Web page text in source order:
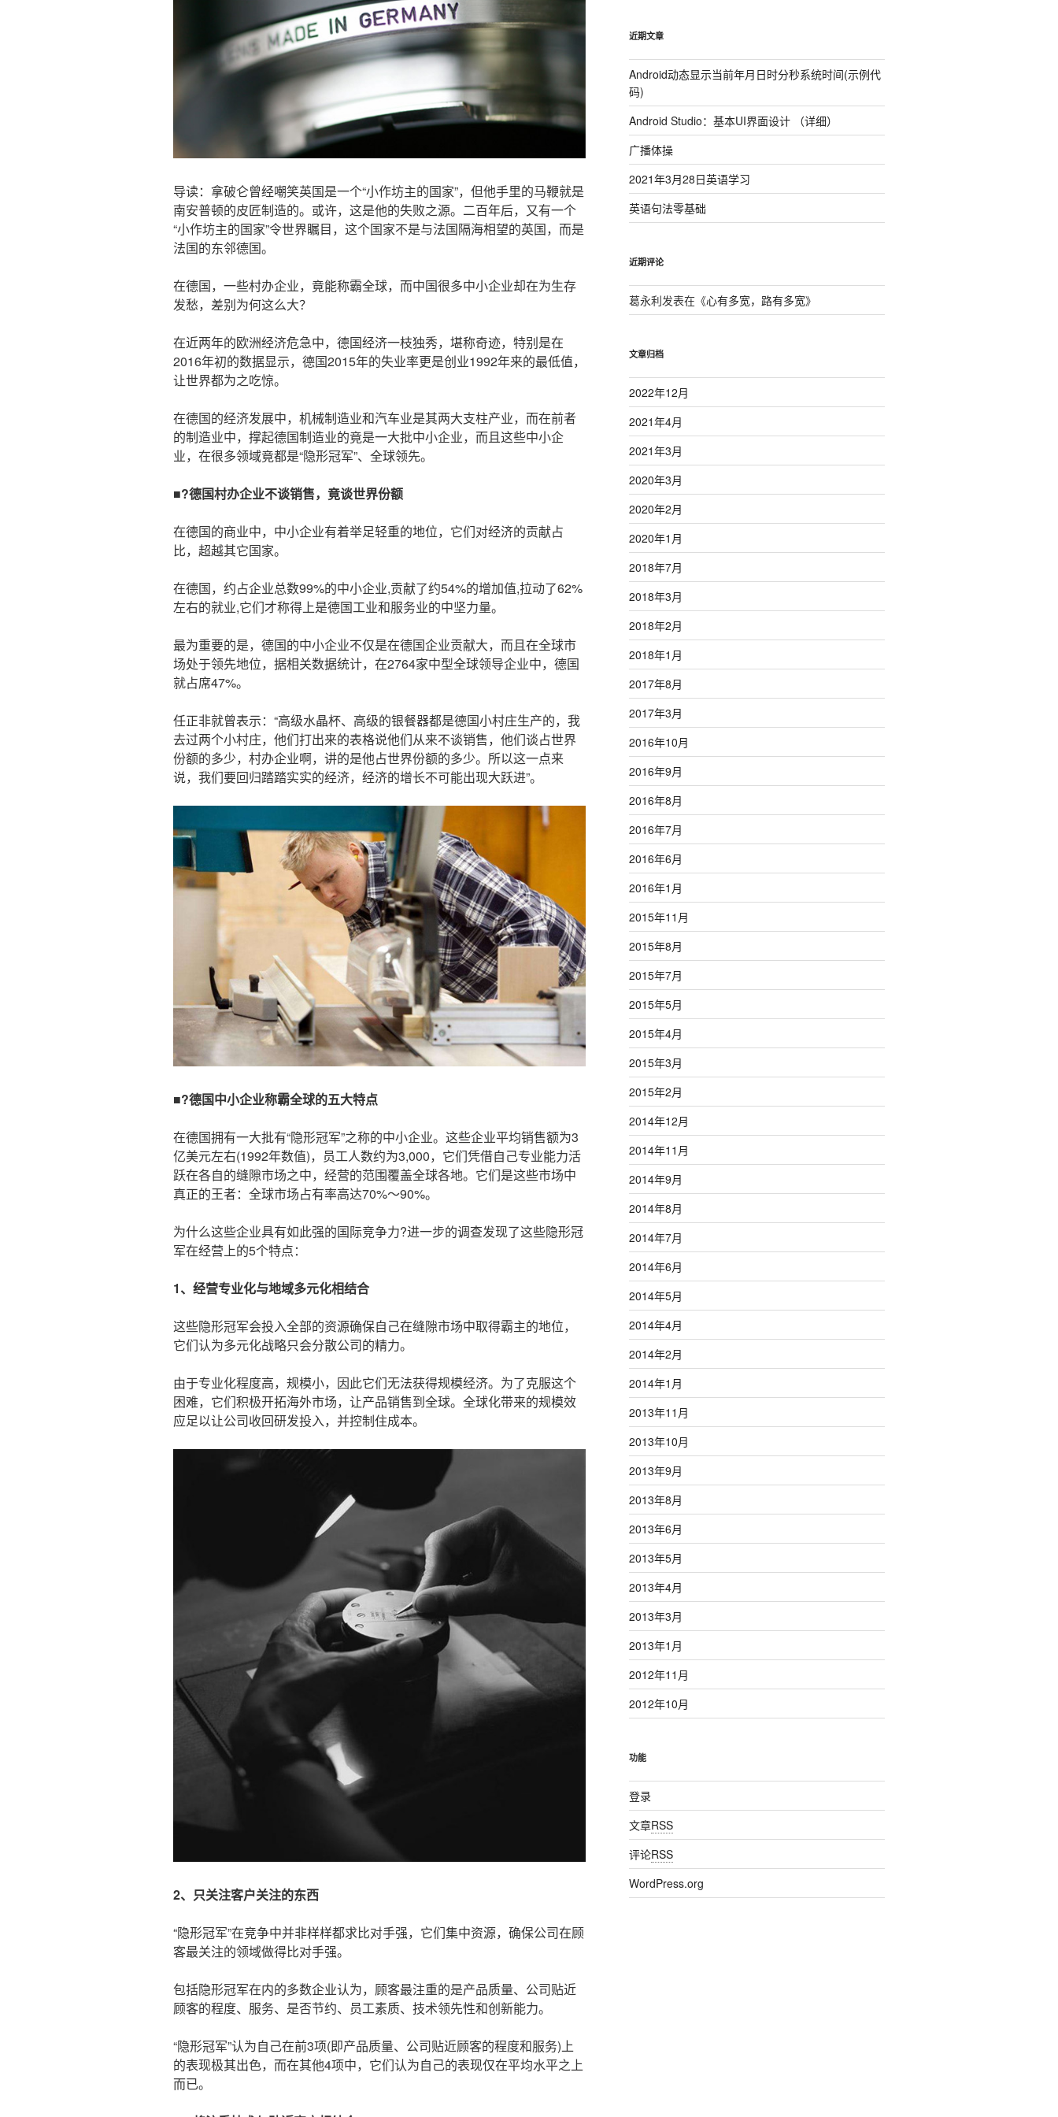
导读：拿破仑曾经嘲笑英国是一个“小作坊主的国家”，但他手里的马鞭就是
南安普顿的皮匠制造的。或许，这是他的失败之源。二百年后，又有一个
“小作坊主的国家”令世界瞩目，这个国家不是与法国隔海相望的英国，而是
法国的东邻德国。
在德国，一些村办企业，竟能称霸全球，而中国很多中小企业却在为生存
发愁，差别为何这么大？
在近两年的欧洲经济危急中，德国经济一枝独秀，堪称奇迹，特别是在
2016年初的数据显示，德国2015年的失业率更是创业1992年来的最低值，
让世界都为之吃惊。
在德国的经济发展中，机械制造业和汽车业是其两大支柱产业，而在前者
的制造业中，撑起德国制造业的竟是一大批中小企业，而且这些中小企
业，在很多领域竟都是“隐形冠军”、全球领先。
■?德国村办企业不谈销售，竟谈世界份额
在德国的商业中，中小企业有着举足轻重的地位，它们对经济的贡献占
比，超越其它国家。
在德国，约占企业总数99%的中小企业,贡献了约54%的增加值,拉动了62%
左右的就业,它们才称得上是德国工业和服务业的中坚力量。
最为重要的是，德国的中小企业不仅是在德国企业贡献大，而且在全球市
场处于领先地位，据相关数据统计，在2764家中型全球领导企业中，德国
就占席47%。
任正非就曾表示：“高级水晶杯、高级的银餐器都是德国小村庄生产的，我
去过两个小村庄，他们打出来的表格说他们从来不谈销售，他们谈占世界
份额的多少，村办企业啊，讲的是他占世界份额的多少。所以这一点来
说，我们要回归踏踏实实的经济，经济的增长不可能出现大跃进”。
■?德国中小企业称霸全球的五大特点
在德国拥有一大批有“隐形冠军”之称的中小企业。这些企业平均销售额为3
亿美元左右(1992年数值)，员工人数约为3,000，它们凭借自己专业能力活
跃在各自的缝隙市场之中，经营的范围覆盖全球各地。它们是这些市场中
真正的王者：全球市场占有率高达70%～90%。
为什么这些企业具有如此强的国际竞争力?进一步的调查发现了这些隐形冠
军在经营上的5个特点：
1、经营专业化与地域多元化相结合
这些隐形冠军会投入全部的资源确保自己在缝隙市场中取得霸主的地位，
它们认为多元化战略只会分散公司的精力。
由于专业化程度高，规模小，因此它们无法获得规模经济。为了克服这个
困难，它们积极开拓海外市场，让产品销售到全球。全球化带来的规模效
应足以让公司收回研发投入，并控制住成本。
2、只关注客户关注的东西
“隐形冠军”在竞争中并非样样都求比对手强，它们集中资源，确保公司在顾
客最关注的领域做得比对手强。
包括隐形冠军在内的多数企业认为，顾客最注重的是产品质量、公司贴近
顾客的程度、服务、是否节约、员工素质、技术领先性和创新能力。
“隐形冠军”认为自己在前3项(即产品质量、公司贴近顾客的程度和服务)上
的表现极其出色，而在其他4项中，它们认为自己的表现仅在平均水平之上
而已。
近期文章
Android动态显示当前年月日时分秒系统时间(示例代
码)
Android Studio：基本UI界面设计 （详细）
广播体操
2021年3月28日英语学习
英语句法零基础
近期评论
葛永利发表在《心有多宽，路有多宽》
文章归档
2022年12月
2021年4月
2021年3月
2020年3月
2020年2月
2020年1月
2018年7月
2018年3月
2018年2月
2018年1月
2017年8月
2017年3月
2016年10月
2016年9月
2016年8月
2016年7月
2016年6月
2016年1月
2015年11月
2015年8月
2015年7月
2015年5月
2015年4月
2015年3月
2015年2月
2014年12月
2014年11月
2014年9月
2014年8月
2014年7月
2014年6月
2014年5月
2014年4月
2014年2月
2014年1月
2013年11月
2013年10月
2013年9月
2013年8月
2013年6月
2013年5月
2013年4月
2013年3月
2013年1月
2012年11月
2012年10月
功能
登录
文章RSS
评论RSS
WordPress.org